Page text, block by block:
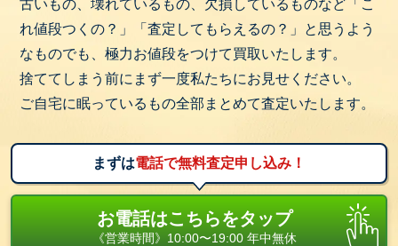
古いもの、壊れているもの、欠損しているものなど「こ
れ値段つくの？」「査定してもらえるの？」と思うよう
なものでも、極力お値段をつけて買取いたします。
捨ててしまう前にまず一度私たちにお見せください。
ご自宅に眠っているもの全部まとめて査定いたします。
まずは電話で無料査定申し込み！
お電話はこちらをタップ
《営業時間》10:00〜19:00 年中無休